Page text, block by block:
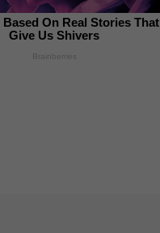
Based On Real Stories That
Give Us Shivers
Brainberries